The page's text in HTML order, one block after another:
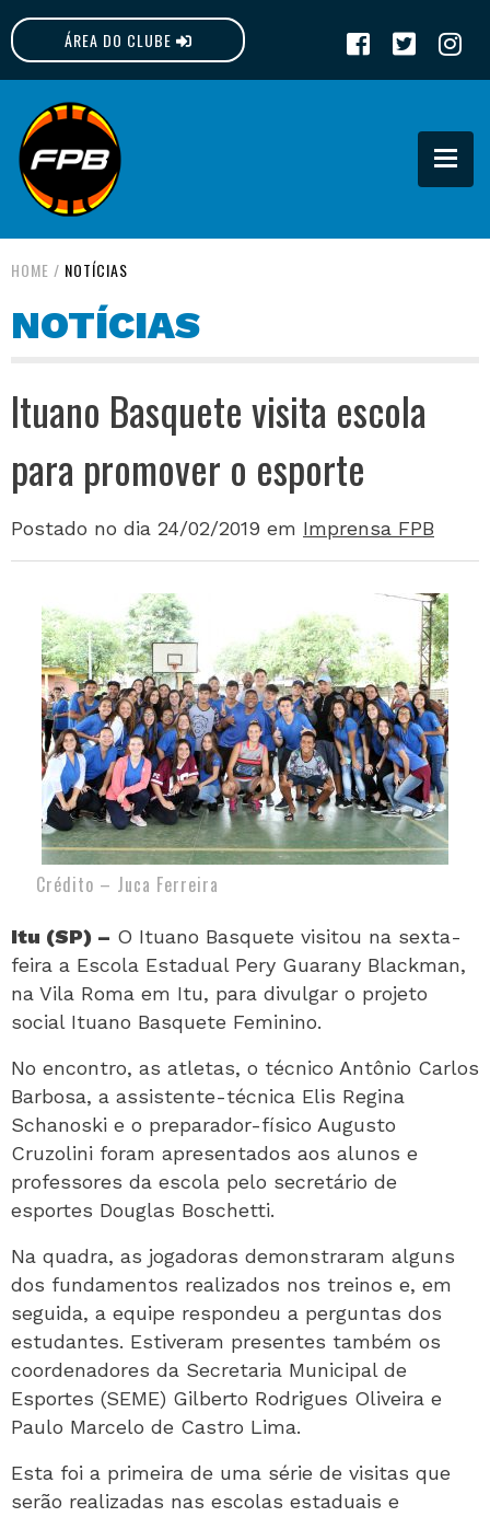
ÁREA DO CLUBE
FPB
HOME / NOTÍCIAS
NOTÍCIAS
Ituano Basquete visita escola
para promover o esporte
Postado no dia 24/02/2019 em Imprensa FPB
Crédito – Juca Ferreira
Itu (SP) – O Ituano Basquete visitou na sexta-
feira a Escola Estadual Pery Guarany Blackman,
na Vila Roma em Itu, para divulgar o projeto
social Ituano Basquete Feminino.
No encontro, as atletas, o técnico Antônio Carlos
Barbosa, a assistente-técnica Elis Regina
Schanoski e o preparador-físico Augusto
Cruzolini foram apresentados aos alunos e
professores da escola pelo secretário de
esportes Douglas Boschetti.
Na quadra, as jogadoras demonstraram alguns
dos fundamentos realizados nos treinos e, em
seguida, a equipe respondeu a perguntas dos
estudantes. Estiveram presentes também os
coordenadores da Secretaria Municipal de
Esportes (SEME) Gilberto Rodrigues Oliveira e
Paulo Marcelo de Castro Lima.
Esta foi a primeira de uma série de visitas que
serão realizadas nas escolas estaduais e